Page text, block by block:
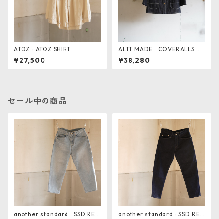
ATOZ : ATOZ SHIRT
¥27,500
ALTT MADE : COVERALLS DE
NIM
¥38,280
セール中の商品
another standard : SSD REL
another standard : SSD REG